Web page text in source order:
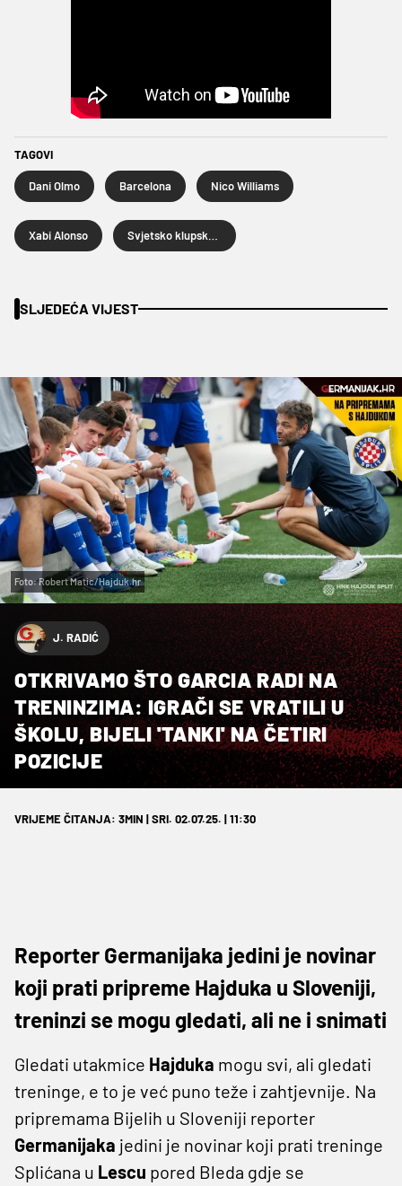
TAGOVI
Dani Olmo Barcelona Nico Williams
Xabi Alonso
SLJEDEĆA VIJEST
Foto: Robert Matic/Hajduk.hr
J. RADIĆ
OTKRIVAMO ŠTO GARCIA RADI NA
TRENINZIMA: IGRAČI SE VRATILI U
ŠKOLU, BIJELI 'TANKI' NA ČETIRI
POZICIJE
VRIJEME ČITANJA: 3MIN | SRI. 02.07.25. | 11:30
Reporter Germanijaka jedini je novinar
koji prati pripreme Hajduka u Sloveniji,
treninzi se mogu gledati, ali ne i snimati
Gledati utakmice Hajduka mogu svi, ali gledati
treninge, e to je već puno teže i zahtjevnije. Na
pripremama Bijelih u Sloveniji reporter
Germanijaka jedini je novinar koji prati treninge
Splićana u Lescu pored Bleda gdje se